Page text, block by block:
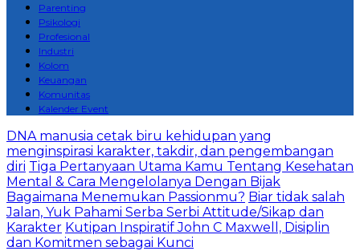
Parenting
Psikologi
Profesional
Industri
Kolom
Keuangan
Komunitas
Kalender Event
DNA manusia cetak biru kehidupan yang
menginspirasi karakter, takdir, dan pengembangan
diri Tiga Pertanyaan Utama Kamu Tentang Kesehatan
Mental & Cara Mengelolanya Dengan Bijak
Bagaimana Menemukan Passionmu? Biar tidak salah
Jalan, Yuk Pahami Serba Serbi Attitude/Sikap dan
Karakter Kutipan Inspiratif John C Maxwell, Disiplin
dan Komitmen sebagai Kunci